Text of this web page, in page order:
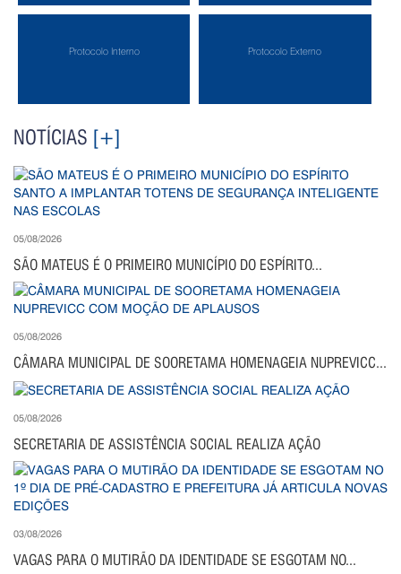
Protocolo Interno Protocolo Externo
NOTÍCIAS [+]
05/08/2026
SÃO MATEUS É O PRIMEIRO MUNICÍPIO DO ESPÍRITO...
05/08/2026
CÂMARA MUNICIPAL DE SOORETAMA HOMENAGEIA NUPREVICC...
05/08/2026
SECRETARIA DE ASSISTÊNCIA SOCIAL REALIZA AÇÃO
03/08/2026
VAGAS PARA O MUTIRÃO DA IDENTIDADE SE ESGOTAM NO...